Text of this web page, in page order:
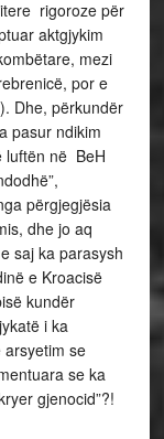
rigoroze për
aktgjykim
mezi
por e
Dhe, përkundër
pasur ndikim
luftën në BeH
përgjegjësia
dhe jo aq
saj ka parasysh
e Kroacisë
kundër
i ka
se
se ka
gjenocid”?!